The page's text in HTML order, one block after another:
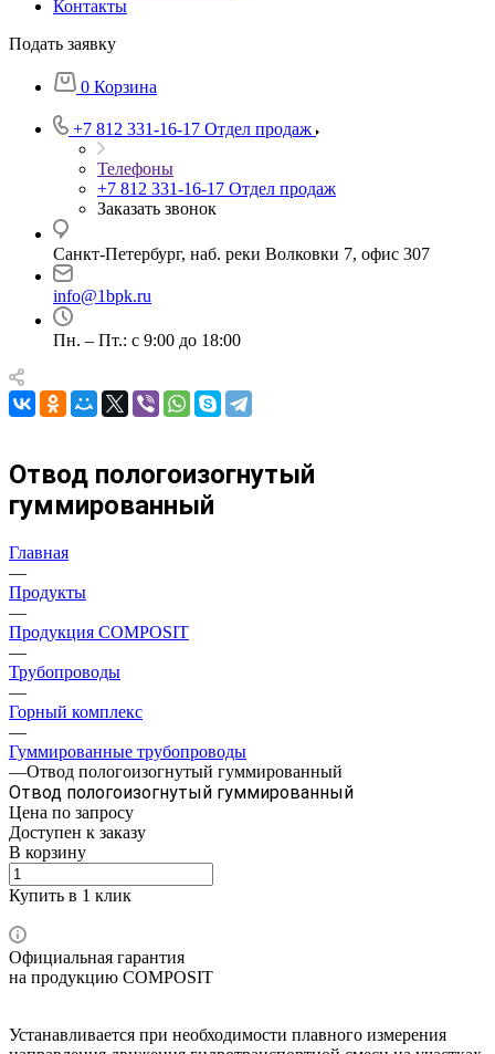
Контакты
Подать заявку
0 Корзина
+7 812 331-16-17 Отдел продаж
Телефоны
+7 812 331-16-17 Отдел продаж
Заказать звонок
Санкт-Петербург, наб. реки Волковки 7, офис 307
info@1bpk.ru
Пн. – Пт.: с 9:00 до 18:00
Отвод пологоизогнутый
гуммированный
Главная
—
Продукты
—
Продукция COMPOSIT
—
Трубопроводы
—
Горный комплекс
—
Гуммированные трубопроводы
—Отвод пологоизогнутый гуммированный
Отвод пологоизогнутый гуммированный
Цена по запросу
Доступен к заказу
В корзину
Купить в 1 клик
Официальная гарантия
на продукцию COMPOSIT
Устанавливается при необходимости плавного измерения